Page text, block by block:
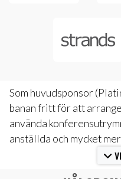
Som huvudsponsor
banan fritt för att
använda
anställda och mycket